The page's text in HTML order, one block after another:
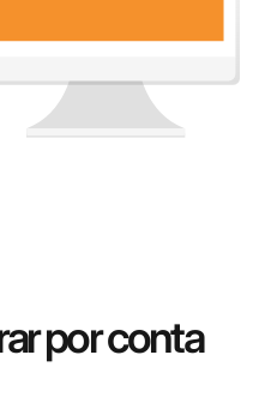
por conta